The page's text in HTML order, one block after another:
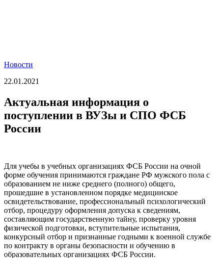
Новости
22.01.2021
Актуальная информация о
поступлении в ВУЗы и СПО ФСБ
России
Для учебы в учебных организациях ФСБ России на очной
форме обучения принимаются граждане РФ мужского пола с
образованием не ниже среднего (полного) общего,
прошедшие в установленном порядке медицинское
освидетельствование, профессиональный психологический
отбор, процедуру оформления допуска к сведениям,
составляющим государственную тайну, проверку уровня
физической подготовки, вступительные испытания,
конкурсный отбор и признанные годными к военной службе
по контракту в органы безопасности и обучению в
образовательных организациях ФСБ России.